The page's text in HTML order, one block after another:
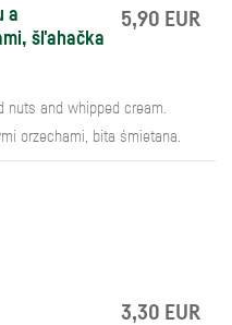
a
šľahačka
5,90 EUR
nuts and whipped cream.
orzechami, bita śmietana.
3,30 EUR